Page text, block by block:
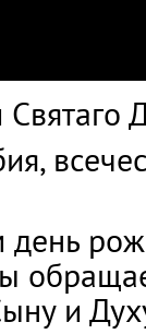
и